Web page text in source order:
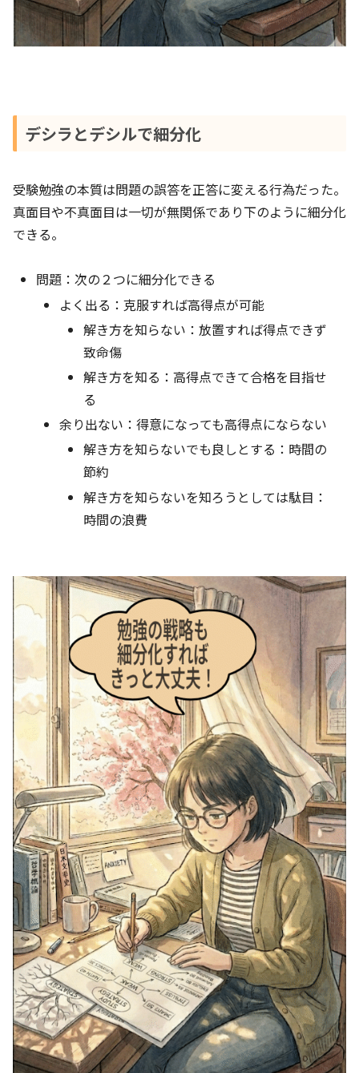
デシラとデシルで細分化
受験勉強の本質は問題の誤答を正答に変える行為だった。
真面目や不真面目は一切が無関係であり下のように細分化
できる。
問題：次の２つに細分化できる
よく出る：克服すれば高得点が可能
解き方を知らない：放置すれば得点できず
致命傷
解き方を知る：高得点できて合格を目指せ
る
余り出ない：得意になっても高得点にならない
解き方を知らないでも良しとする：時間の
節約
解き方を知らないを知ろうとしては駄目：
時間の浪費